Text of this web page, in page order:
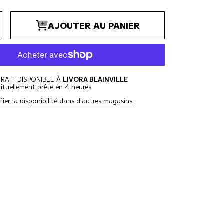
Siberian
AJOUTER AU PANIER
DISPONIBLE À LIVORA BLAINVILLE
prête en 4 heures
la disponibilité dans d'autres magasins